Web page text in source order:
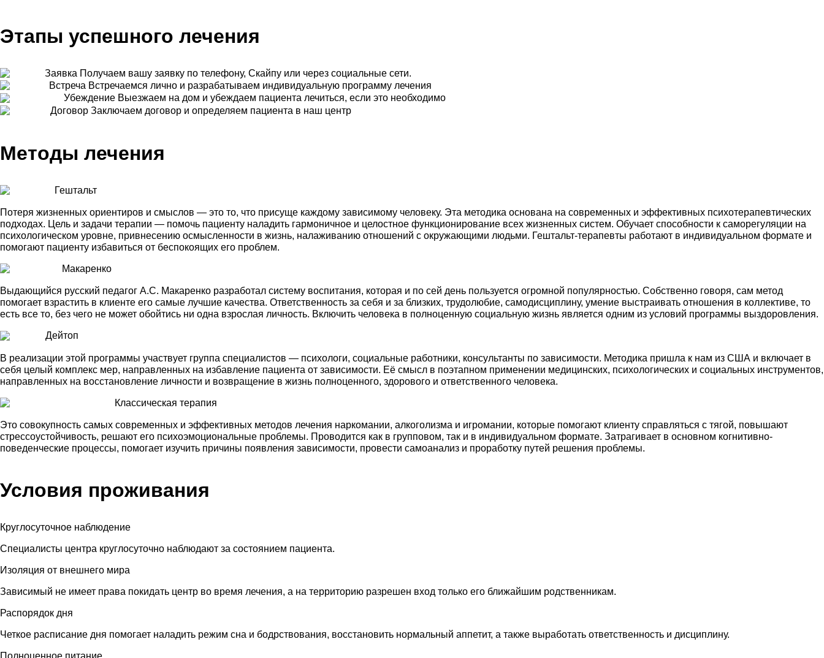
Этапы успешного лечения
Заявка Получаем вашу заявку по телефону, Скайпу или через социальные сети.
Встреча Встречаемся лично и разрабатываем индивидуальную программу лечения
Убеждение Выезжаем на дом и убеждаем пациента лечиться, если это необходимо
Договор Заключаем договор и определяем пациента в наш центр
Методы лечения
Гештальт
Потеря жизненных ориентиров и смыслов — это то, что присуще каждому зависимому человеку. Эта методика основана на современных и эффективных психотерапевтических
подходах. Цель и задачи терапии — помочь пациенту наладить гармоничное и целостное функционирование всех жизненных систем. Обучает способности к саморегуляции на
психологическом уровне, привнесению осмысленности в жизнь, налаживанию отношений с окружающими людьми. Гештальт-терапевты работают в индивидуальном формате и
помогают пациенту избавиться от беспокоящих его проблем.
Макаренко
Выдающийся русский педагог А.С. Макаренко разработал систему воспитания, которая и по сей день пользуется огромной популярностью. Собственно говоря, сам метод
помогает взрастить в клиенте его самые лучшие качества. Ответственность за себя и за близких, трудолюбие, самодисциплину, умение выстраивать отношения в коллективе, то
есть все то, без чего не может обойтись ни одна взрослая личность. Включить человека в полноценную социальную жизнь является одним из условий программы выздоровления.
Дейтоп
В реализации этой программы участвует группа специалистов — психологи, социальные работники, консультанты по зависимости. Методика пришла к нам из США и включает в
себя целый комплекс мер, направленных на избавление пациента от зависимости. Её смысл в поэтапном применении медицинских, психологических и социальных инструментов,
направленных на восстановление личности и возвращение в жизнь полноценного, здорового и ответственного человека.
Классическая терапия
Это совокупность самых современных и эффективных методов лечения наркомании, алкоголизма и игромании, которые помогают клиенту справляться с тягой, повышают
стрессоустойчивость, решают его психоэмоциональные проблемы. Проводится как в групповом, так и в индивидуальном формате. Затрагивает в основном когнитивно-
поведенческие процессы, помогает изучить причины появления зависимости, провести самоанализ и проработку путей решения проблемы.
Условия проживания
Круглосуточное наблюдение
Специалисты центра круглосуточно наблюдают за состоянием пациента.
Изоляция от внешнего мира
Зависимый не имеет права покидать центр во время лечения, а на территорию разрешен вход только его ближайшим родственникам.
Распорядок дня
Четкое расписание дня помогает наладить режим сна и бодрствования, восстановить нормальный аппетит, а также выработать ответственность и дисциплину.
Полноценное питание